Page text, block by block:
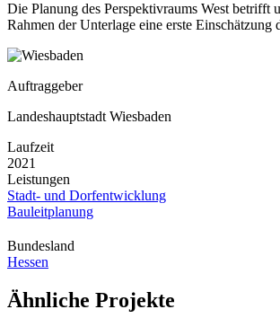
Die Planung des Perspektivraums West
Rahmen der Unterlage eine erste
Auftraggeber
Landeshauptstadt Wiesbaden
Laufzeit
2021
Leistungen
Stadt- und Dorfentwicklung
Bauleitplanung
Bundesland
Hessen
Ähnliche Projekte